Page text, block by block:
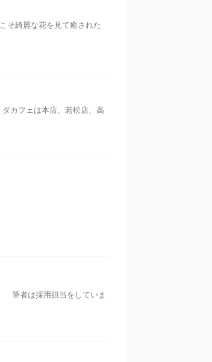
そ綺麗な花を見て癒された
カフェは本店、若松店、高
筆者は採用担当をしていま